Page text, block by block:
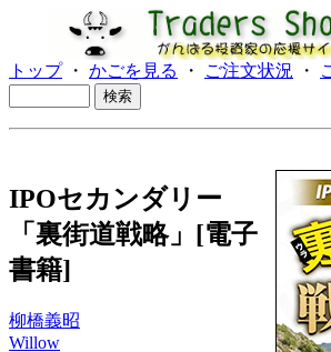
トップ・ かごを見る ・ ご注文状況 ・
IPOセカンダリー
「裏街道戦略」[電子
書籍]
柳橋義昭
Willow